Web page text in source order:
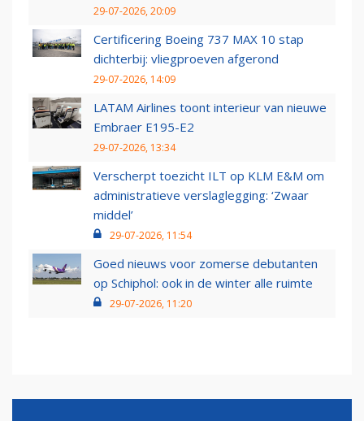
29-07-2026, 20:09
Certificering Boeing 737 MAX 10 stap
dichterbij: vliegproeven afgerond
29-07-2026, 14:09
LATAM Airlines toont interieur van nieuwe
Embraer E195-E2
29-07-2026, 13:34
Verscherpt toezicht ILT op KLM E&M om
administratieve verslaglegging: ‘Zwaar
middel’
29-07-2026, 11:54
Goed nieuws voor zomerse debutanten
op Schiphol: ook in de winter alle ruimte
29-07-2026, 11:20